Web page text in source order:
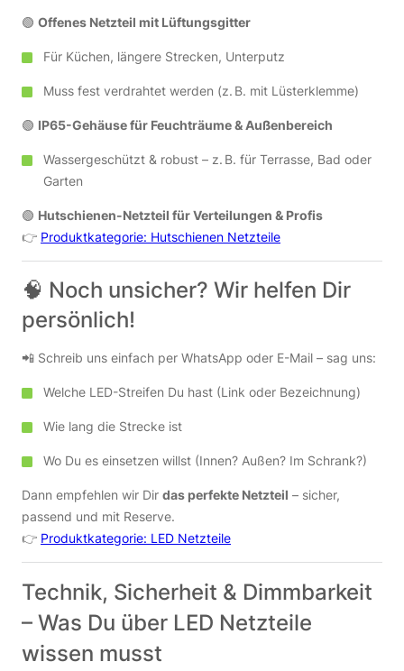
🟢 Offenes Netzteil mit Lüftungsgitter
Für Küchen, längere Strecken, Unterputz
Muss fest verdrahtet werden (z. B. mit Lüsterklemme)
🟢 IP65-Gehäuse für Feuchträume & Außenbereich
Wassergeschützt & robust – z. B. für Terrasse, Bad oder
Garten
🟢 Hutschienen-Netzteil für Verteilungen & Profis
👉 Produktkategorie: Hutschienen Netzteile
🧠 Noch unsicher? Wir helfen Dir
persönlich!
📲 Schreib uns einfach per WhatsApp oder E-Mail – sag uns:
Welche LED-Streifen Du hast (Link oder Bezeichnung)
Wie lang die Strecke ist
Wo Du es einsetzen willst (Innen? Außen? Im Schrank?)
Dann empfehlen wir Dir das perfekte Netzteil – sicher,
passend und mit Reserve.
👉 Produktkategorie: LED Netzteile
Technik, Sicherheit & Dimmbarkeit
– Was Du über LED Netzteile
wissen musst